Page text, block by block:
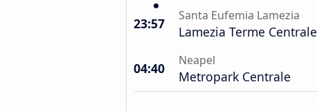
23:57 Santa Eufemia Lamezia
Lamezia Terme Centrale
04:40 Neapel
Metropark Centrale